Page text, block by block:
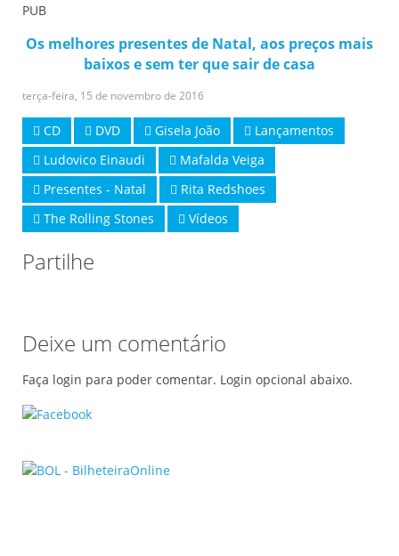
PUB
Os melhores presentes de Natal, aos preços mais
baixos e sem ter que sair de casa
terça-feira, 15 de novembro de 2016
CD DVD Gisela João
Lançamentos
Ludovico Einaudi
Mafalda Veiga
Presentes - Natal
Rita Redshoes
The Rolling Stones
Vídeos
Partilhe
Deixe um comentário
Faça login para poder comentar. Login opcional abaixo.